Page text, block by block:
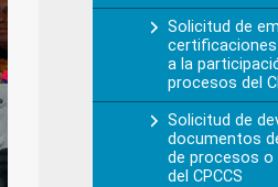
Solicitud de
a la
procesos del
Solicitud de
documentos
de procesos
del CPCCS